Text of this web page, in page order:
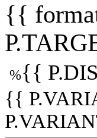
{{
%{{
{{